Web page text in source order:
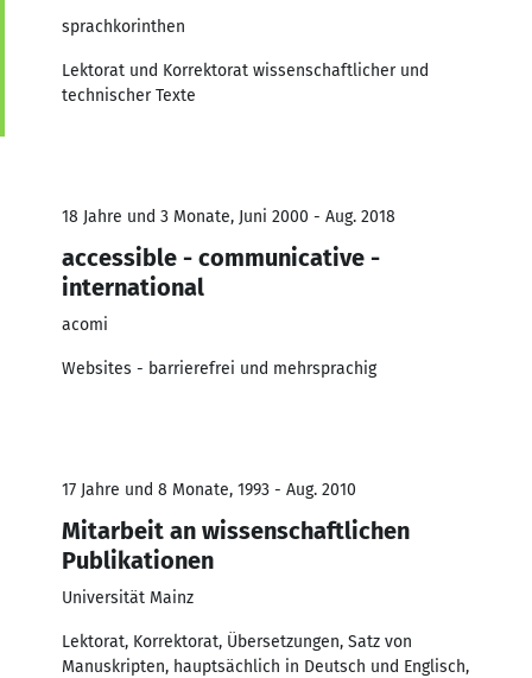
sprachkorinthen
Lektorat und Korrektorat wissenschaftlicher und
technischer Texte
18 Jahre und 3 Monate, Juni 2000 - Aug. 2018
accessible - communicative -
international
acomi
Websites - barrierefrei und mehrsprachig
17 Jahre und 8 Monate, 1993 - Aug. 2010
Mitarbeit an wissenschaftlichen
Publikationen
Universität Mainz
Lektorat, Korrektorat, Übersetzungen, Satz von
Manuskripten, hauptsächlich in Deutsch und Englisch,